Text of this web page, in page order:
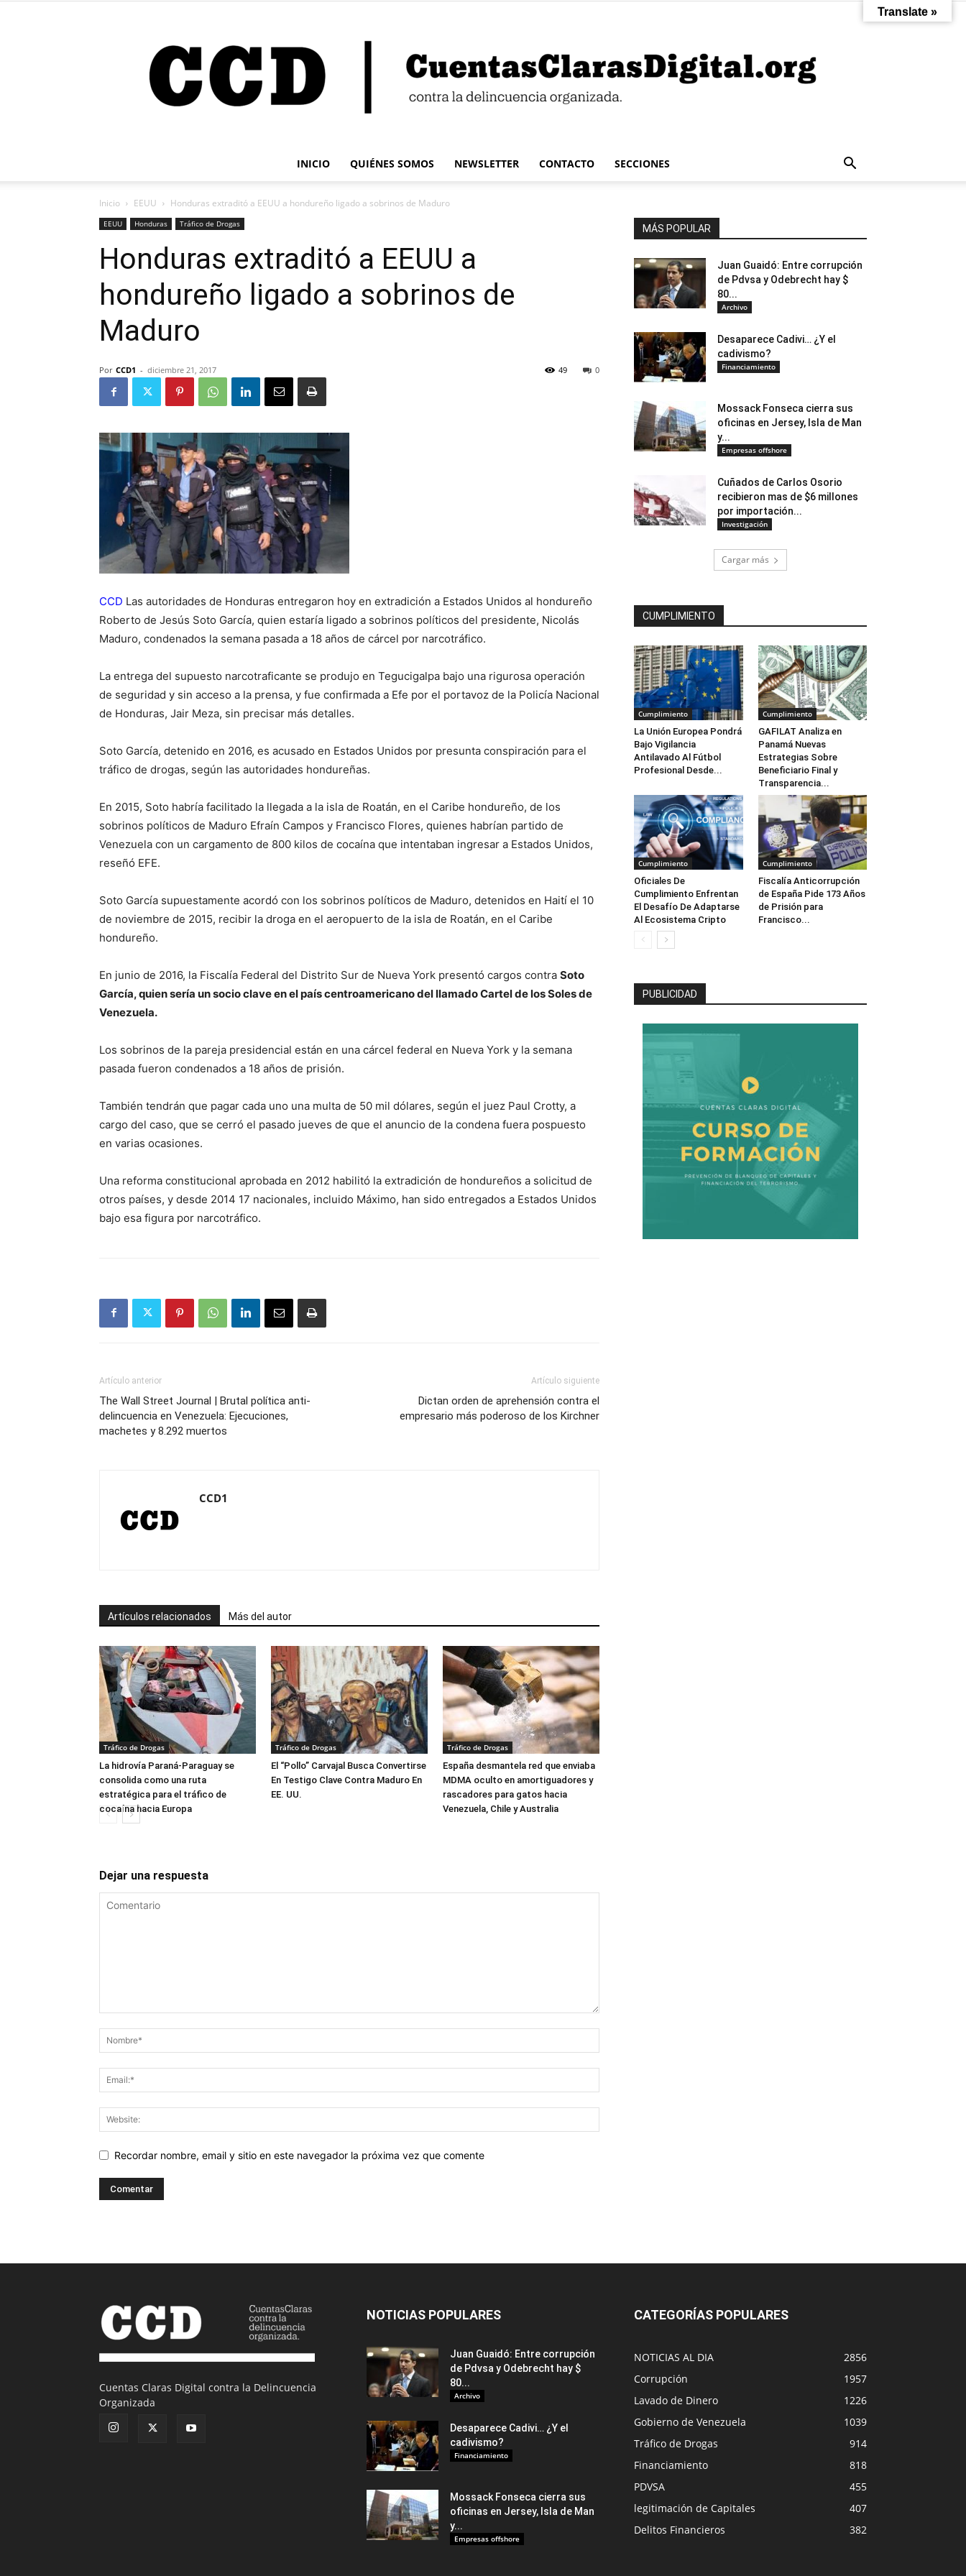
Claras
INICIO QUIÉNES SOMOS NEWSLETTER CONTACTO SECCIONES
Inicio EEUU Honduras extraditó a EEUU a hondureño ligado a sobrinos de Maduro
EEUU Honduras Tráfico de Drogas
Honduras extraditó a EEUU a
hondureño ligado a sobrinos de
Maduro
Por CCD1 - diciembre 21, 2017 0
49
CCD Las autoridades de Honduras entregaron hoy en extradición a Estados Unidos al hondureño
Roberto de Jesús Soto García, quien estaría ligado a sobrinos políticos del presidente, Nicolás
Maduro, condenados la semana pasada a 18 años de cárcel por narcotráfico.
La entrega del supuesto narcotraficante se produjo en Tegucigalpa bajo una rigurosa operación
de seguridad y sin acceso a la prensa, y fue confirmada a Efe por el portavoz de la Policía Nacional
de Honduras, Jair Meza, sin precisar más detalles.
Soto García, detenido en 2016, es acusado en Estados Unidos por presunta conspiración para el
tráfico de drogas, según las autoridades hondureñas.
En 2015, Soto habría facilitado la llegada a la isla de Roatán, en el Caribe hondureño, de los
sobrinos políticos de Maduro Efraín Campos y Francisco Flores, quienes habrían partido de
Venezuela con un cargamento de 800 kilos de cocaína que intentaban ingresar a Estados Unidos,
reseñó EFE.
Soto García supuestamente acordó con los sobrinos políticos de Maduro, detenidos en Haití el 10
de noviembre de 2015, recibir la droga en el aeropuerto de la isla de Roatán, en el Caribe
hondureño.
En junio de 2016, la Fiscalía Federal del Distrito Sur de Nueva York presentó cargos contra Soto
García, quien sería un socio clave en el país centroamericano del llamado Cartel de los Soles de
Venezuela.
Los sobrinos de la pareja presidencial están en una cárcel federal en Nueva York y la semana
pasada fueron condenados a 18 años de prisión.
También tendrán que pagar cada uno una multa de 50 mil dólares, según el juez Paul Crotty, a
cargo del caso, que se cerró el pasado jueves de que el anuncio de la condena fuera pospuesto
en varias ocasiones.
Una reforma constitucional aprobada en 2012 habilitó la extradición de hondureños a solicitud de
otros países, y desde 2014 17 nacionales, incluido Máximo, han sido entregados a Estados Unidos
bajo esa figura por narcotráfico.
Artículo anterior
The Wall Street Journal | Brutal política anti-
delincuencia en Venezuela: Ejecuciones,
machetes y 8.292 muertos
Artículo siguiente
Dictan orden de aprehensión contra el
empresario más poderoso de los Kirchner
CCD1
Artículos relacionados Más del autor
Tráfico de Drogas
La hidrovía Paraná-Paraguay se
consolida como una ruta
estratégica para el tráfico de
cocaína hacia Europa
Tráfico de Drogas
El “Pollo” Carvajal Busca Convertirse
En Testigo Clave Contra Maduro En
EE. UU.
Tráfico de Drogas
España desmantela red que enviaba
MDMA oculto en amortiguadores y
rascadores para gatos hacia
Venezuela, Chile y Australia
Dejar una respuesta
Recordar nombre, email y sitio en este navegador la próxima vez que comente
MÁS POPULAR
Juan Guaidó: Entre corrupción
de Pdvsa y Odebrecht hay $
80...
Archivo
Desaparece Cadivi… ¿Y el
cadivismo?
Financiamiento
Mossack Fonseca cierra sus
oficinas en Jersey, Isla de Man
y...
Empresas offshore
Cuñados de Carlos Osorio
recibieron mas de $6 millones
por importación...
Investigación
Cargar más
CUMPLIMIENTO
Cumplimiento
La Unión Europea Pondrá
Bajo Vigilancia
Antilavado Al Fútbol
Profesional Desde...
Cumplimiento
GAFILAT Analiza en
Panamá Nuevas
Estrategias Sobre
Beneficiario Final y
Transparencia...
Cumplimiento
Oficiales De
Cumplimiento Enfrentan
El Desafío De Adaptarse
Al Ecosistema Cripto
Cumplimiento
Fiscalía Anticorrupción
de España Pide 173 Años
de Prisión para
Francisco...
PUBLICIDAD
Cuentas Claras Digital contra la Delincuencia
Organizada
NOTICIAS POPULARES
Juan Guaidó: Entre corrupción
de Pdvsa y Odebrecht hay $
80...
Archivo
Desaparece Cadivi… ¿Y el
cadivismo?
Financiamiento
Mossack Fonseca cierra sus
oficinas en Jersey, Isla de Man
y...
Empresas offshore
CATEGORÍAS POPULARES
NOTICIAS AL DIA
2856
Corrupción
1957
Lavado de Dinero
1226
Gobierno de Venezuela
1039
Tráfico de Drogas
914
Financiamiento
818
PDVSA
455
legitimación de Capitales
407
Delitos Financieros
382
Translate »